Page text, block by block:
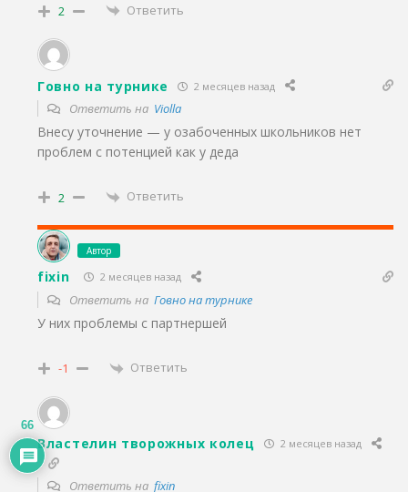
2 Ответить
Говно на турнике 2 месяцев назад
Ответить на Violla
Внесу уточнение — у озабоченных школьников нет
проблем с потенцией как у деда
2 Ответить
Автор
fixin 2 месяцев назад
Ответить на Говно на турнике
У них проблемы с партнершей
-1 Ответить
Властелин творожных колец 2 месяцев назад
Ответить на fixin
66